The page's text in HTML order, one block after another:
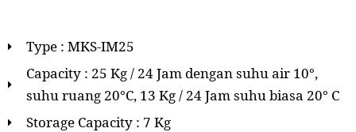
Type : MKS-IM25
Capacity : 25 Kg / 24 Jam dengan suhu air 10°,
suhu ruang 20°C, 13 Kg / 24 Jam suhu biasa 20° C
Storage Capacity : 7 Kg